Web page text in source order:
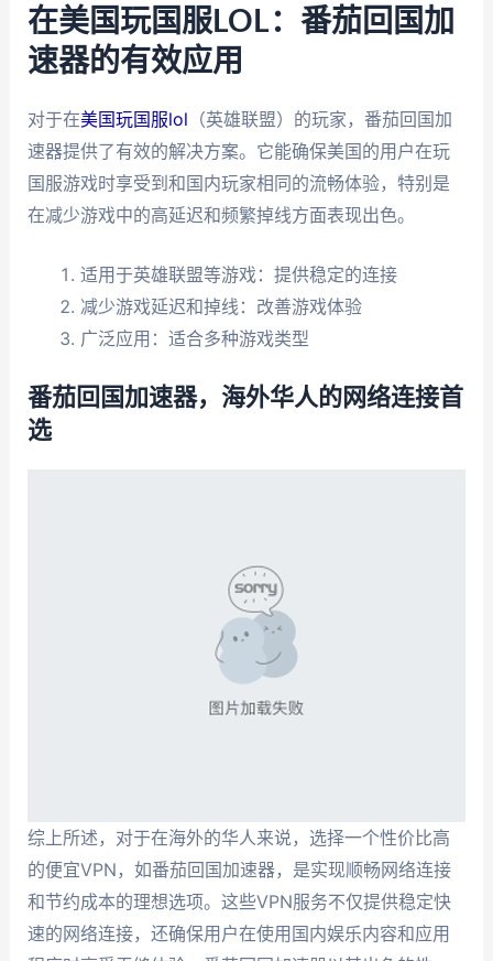
在美国玩国服LOL：番茄回国加
速器的有效应用
对于在美国玩国服lol （英雄联盟）的玩家，番茄回国加
速器提供了有效的解决方案。它能确保美国的用户在玩
国服游戏时享受到和国内玩家相同的流畅体验，特别是
在减少游戏中的高延迟和频繁掉线方面表现出色。
适用于英雄联盟等游戏：提供稳定的连接
减少游戏延迟和掉线：改善游戏体验
广泛应用：适合多种游戏类型
番茄回国加速器，海外华人的网络连接首
选
综上所述，对于在海外的华人来说，选择一个性价比高
的便宜VPN，如番茄回国加速器，是实现顺畅网络连接
和节约成本的理想选项。这些VPN服务不仅提供稳定快
速的网络连接，还确保用户在使用国内娱乐内容和应用